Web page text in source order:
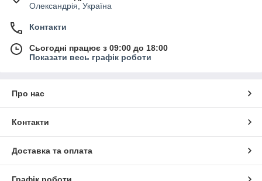
Олександрія, Україна
Контакти
Сьогодні працює з 09:00 до 18:00
Показати весь графік роботи
Про нас
Контакти
Доставка та оплата